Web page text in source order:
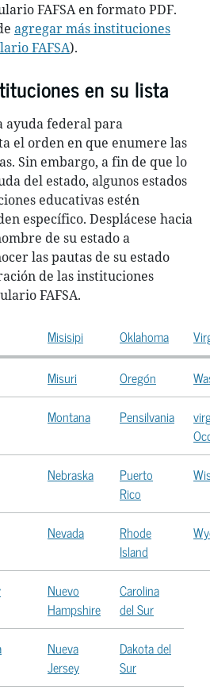
FAFSA en formato PDF.
agregar más instituciones
FAFSA).
en su lista
ayuda federal para
el orden en que enumere las
Sin embargo, a fin de que lo
del estado, algunos estados
educativas estén
específico. Desplácese hacia
de su estado a
las pautas de su estado
de las instituciones
FAFSA.
Misisipi Oklahoma
Misuri Oregón
Montana Pensilvania
Nebraska
Puerto
Rico
Nevada
Rhode
Island
Nuevo
Hampshire
Carolina
del Sur
Nueva
Jersey
Dakota del
Sur